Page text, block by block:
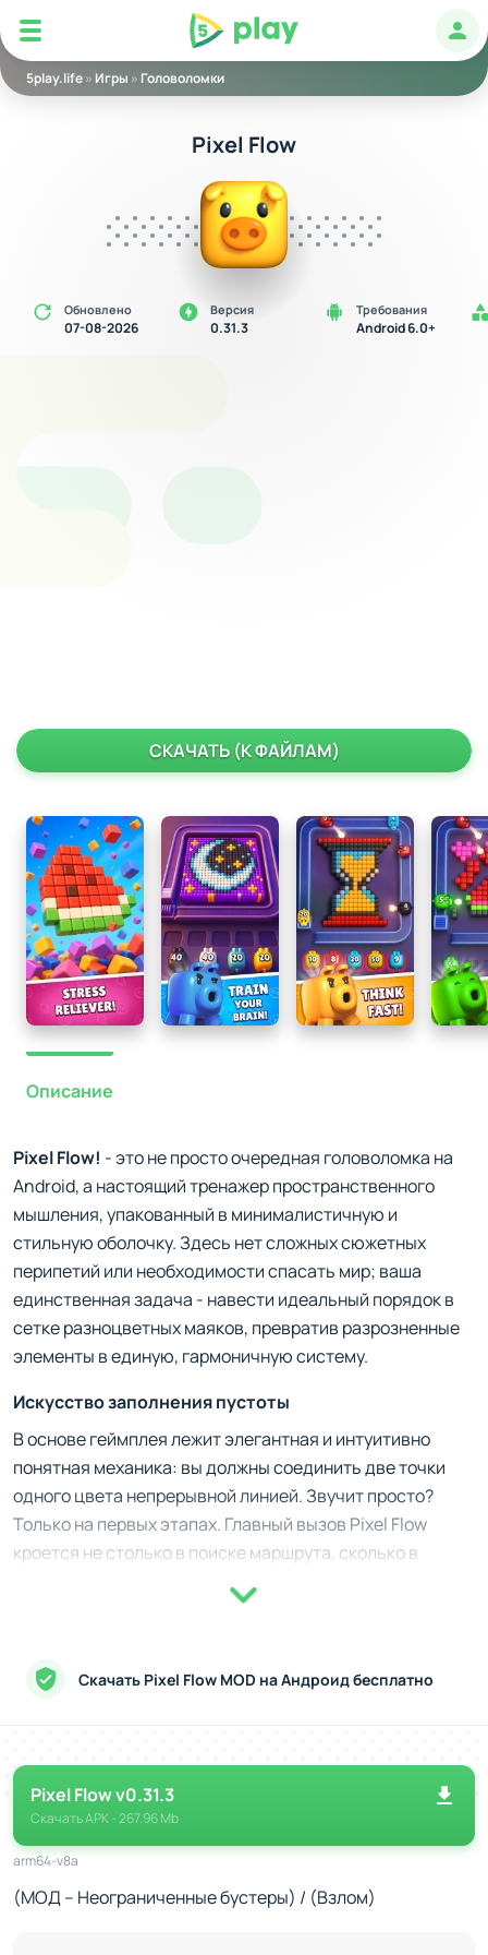
5play
5play.life» Игры » Головоломки
Pixel Flow
Обновлено
07-08-2026
Версия
0.31.3
Требования
Android 6.0+
СКАЧАТЬ (К ФАЙЛАМ)
Описание
Pixel Flow! - это не просто очередная головоломка на
Android, а настоящий тренажер пространственного
мышления, упакованный в минималистичную и
стильную оболочку. Здесь нет сложных сюжетных
перипетий или необходимости спасать мир; ваша
единственная задача - навести идеальный порядок в
сетке разноцветных маяков, превратив разрозненные
элементы в единую, гармоничную систему.
Искусство заполнения пустоты
В основе геймплея лежит элегантная и интуитивно
понятная механика: вы должны соединить две точки
одного цвета непрерывной линией. Звучит просто?
Только на первых этапах. Главный вызов Pixel Flow
кроется не столько в поиске маршрута, сколько в
каждую клетку сетки. Линии не могут пересекаться или
уровнях сложности), что превращает каждый этап в
увлекательную задачу по прокладке "цветной
проводки", где каждый миллиметр экрана имеет
значение.
Ключевые особенности
Скачать Pixel Flow MOD на Андроид бесплатно
Pixel Flow v0.31.3
СкачатьAPK- 267.96 Mb
arm64-v8a
(МОД – Неограниченные бустеры) / (Взлом)